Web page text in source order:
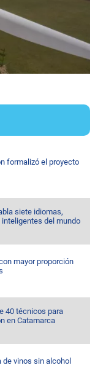
formalizó el proyecto
siete idiomas,
inteligentes del mundo
mayor proporción
40 técnicos para
en Catamarca
vinos sin alcohol